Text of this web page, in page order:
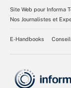
Site Web pour Informa
Nos Journalistes et
E-Handbooks